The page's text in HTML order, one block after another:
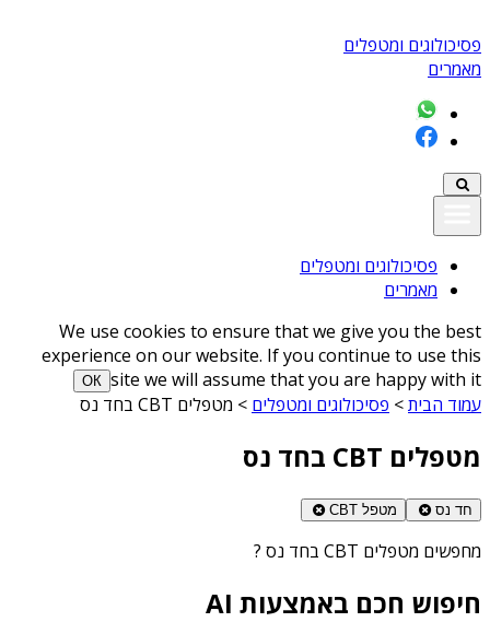
פסיכולוגים ומטפלים
מאמרים
פסיכולוגים ומטפלים
מאמרים
We use cookies to ensure that we give you the best
experience on our website. If you continue to use this
site we will assume that you are happy with it
ОК
עמוד הבית> פסיכולוגים ומטפלים > מטפלים CBT בחד נס
מטפלים CBT בחד נס
חד נס מטפל CBT
מחפשים מטפלים CBT בחד נס ?
חיפוש חכם באמצעות AI